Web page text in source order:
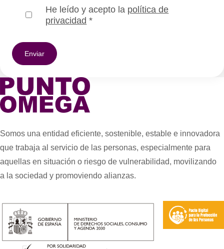
He leído y acepto la política de
privacidad *
Somos una entidad eficiente, sostenible, estable e innovadora
que trabaja al servicio de las personas, especialmente para
aquellas en situación o riesgo de vulnerabilidad, movilizando
a la sociedad y promoviendo alianzas.